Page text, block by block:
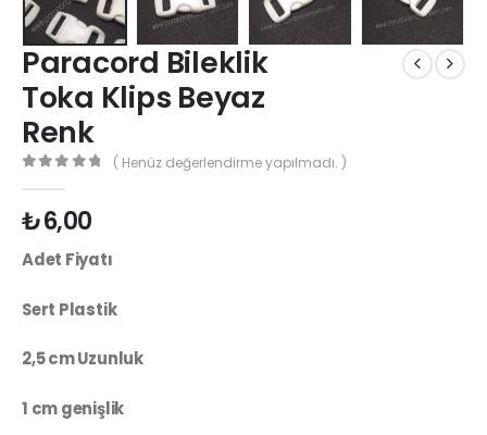
Paracord Bileklik
Toka Klips Beyaz
Renk
( Henüz değerlendirme yapılmadı. )
₺6,00
Adet Fiyatı
Sert Plastik
2,5 cm Uzunluk
1 cm genişlik